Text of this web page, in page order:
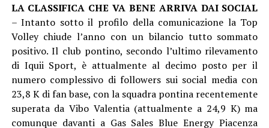
LA CLASSIFICA CHE VA BENE ARRIVA DAI SOCIAL
– Intanto sotto il profilo della comunicazione la Top
Volley chiude l’anno con un bilancio tutto sommato
positivo. Il club pontino, secondo l’ultimo rilevamento
di Iquii Sport, è attualmente al decimo posto per il
numero complessivo di followers sui social media con
23,8 K di fan base, con la squadra pontina recentemente
superata da Vibo Valentia (attualmente a 24,9 K) ma
comunque davanti a Gas Sales Blue Energy Piacenza